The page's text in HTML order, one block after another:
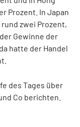
Prozent. In Japan
zwei Prozent,
Gewinne der
hatte der Handel
des Tages über
Co berichten.